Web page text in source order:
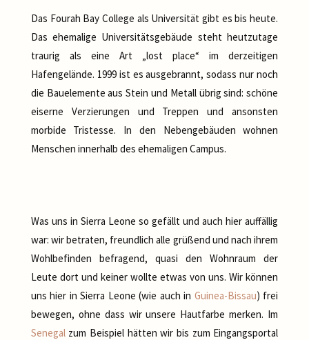
Das Fourah Bay College als Universität gibt es bis heute.
Das ehemalige Universitätsgebäude steht heutzutage
traurig als eine Art „lost place“ im derzeitigen
Hafengelände. 1999 ist es ausgebrannt, sodass nur noch
die Bauelemente aus Stein und Metall übrig sind: schöne
eiserne Verzierungen und Treppen und ansonsten
morbide Tristesse. In den Nebengebäuden wohnen
Menschen innerhalb des ehemaligen Campus.
Was uns in Sierra Leone so gefällt und auch hier auffällig
war: wir betraten, freundlich alle grüßend und nach ihrem
Wohlbefinden befragend, quasi den Wohnraum der
Leute dort und keiner wollte etwas von uns. Wir können
uns hier in Sierra Leone (wie auch in Guinea-Bissau) frei
bewegen, ohne dass wir unsere Hautfarbe merken. Im
Senegalzum Beispiel hätten wir bis zum Eingangsportal